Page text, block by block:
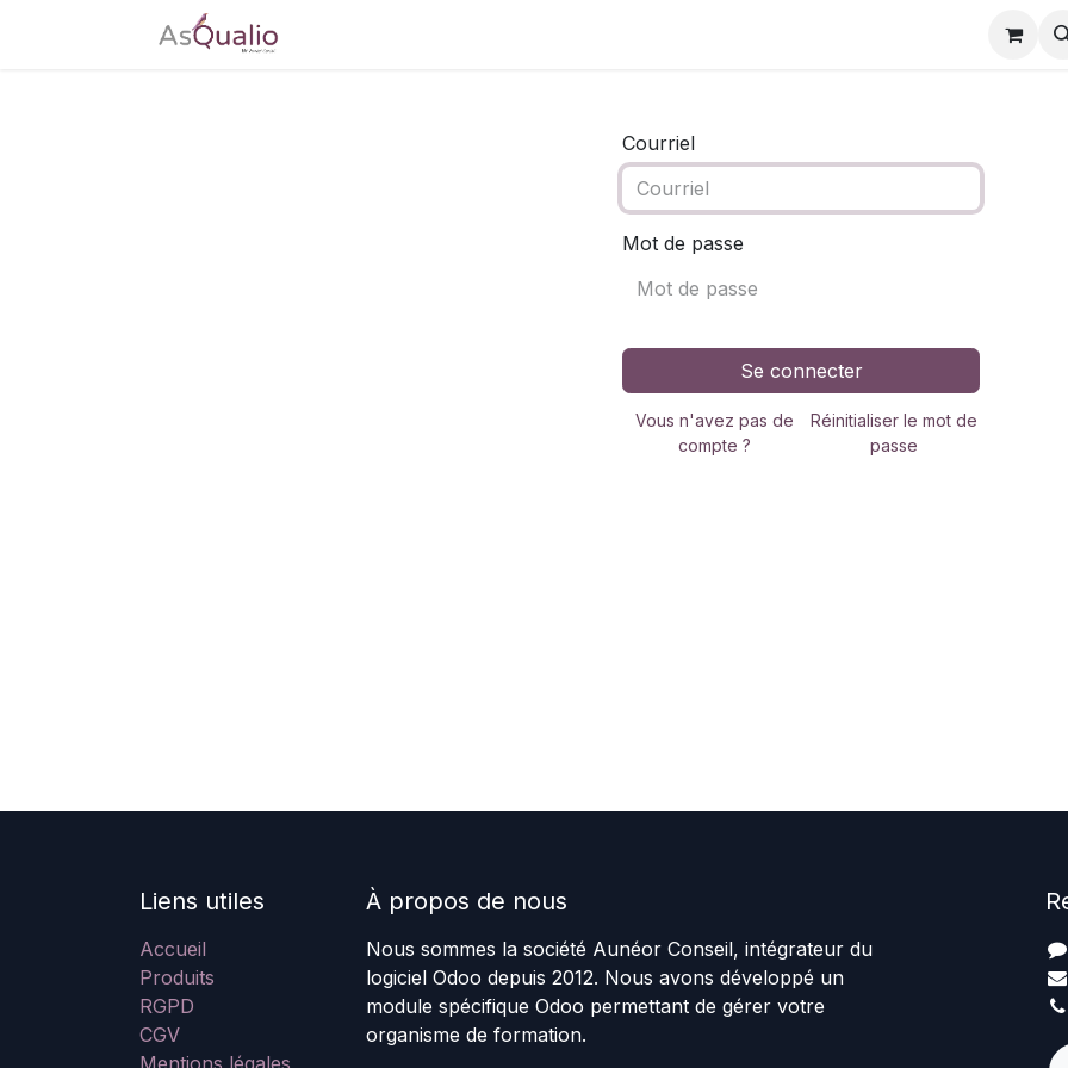
Courriel
Mot de passe
Se connecter
Vous n'avez pas de
compte ?
Réinitialiser le mot de
passe
Liens utiles
Accueil
Produits
RGPD
CGV
Mentions légales
À propos de nous
Nous sommes la société Aunéor Conseil, intégrateur du
logiciel Odoo depuis 2012. Nous avons développé un
module spécifique Odoo permettant de gérer votre
organisme de formation.